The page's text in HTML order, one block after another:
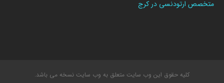
متخصص ارتودنسی در کرج
کلیه حقوق این وب سایت متعلق به وب سایت نسخه می باشد.